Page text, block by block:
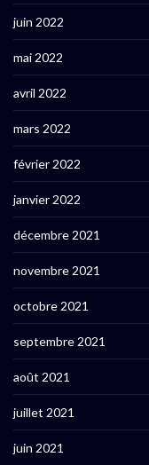
juin 2022
mai 2022
avril 2022
mars 2022
février 2022
janvier 2022
décembre 2021
novembre 2021
octobre 2021
septembre 2021
août 2021
juillet 2021
juin 2021